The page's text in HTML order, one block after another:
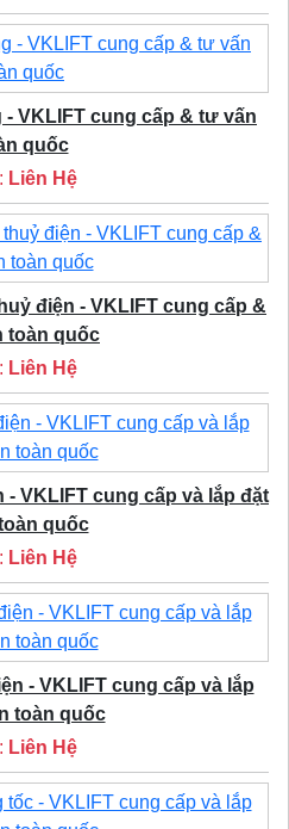
VKLIFT cung cấp & tư vấn
quốc
Liên Hệ
điện - VKLIFT cung cấp &
toàn quốc
Liên Hệ
- VKLIFT cung cấp và lắp đặt
quốc
Liên Hệ
- VKLIFT cung cấp và lắp
toàn quốc
Liên Hệ